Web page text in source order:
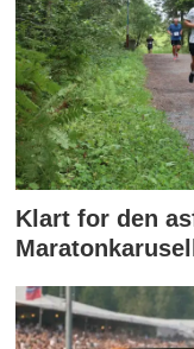
Klart for den